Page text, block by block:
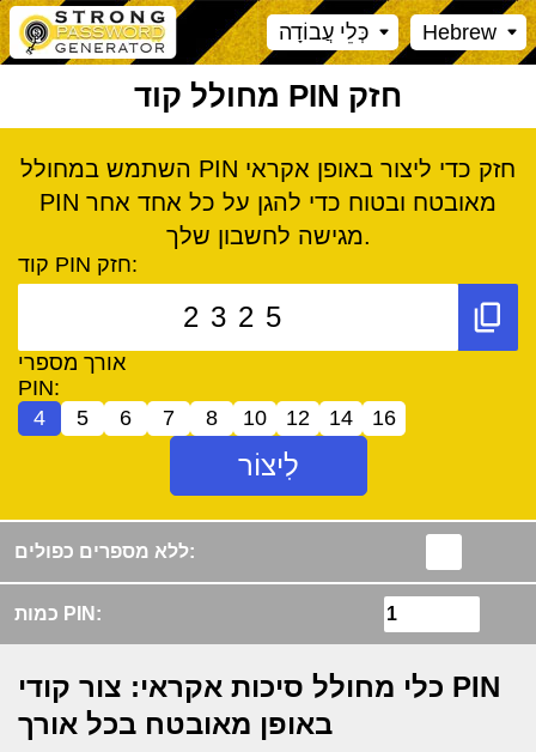
כְּלֵי עֲבוֹדָה Hebrew
מחולל קוד PIN חזק
השתמש במחולל PIN חזק כדי ליצור באופן אקראי
PIN מאובטח ובטוח כדי להגן על כל אחד אחר
מגישה לחשבון שלך.
קוד PIN חזק:
אורך מספרי
PIN:
4
5 6 7 8 10 12 14 16
לִיצוֹר
ללא מספרים כפולים:
כמות PIN:
כלי מחולל סיכות אקראי: צור קודי PIN
באופן מאובטח בכל אורך